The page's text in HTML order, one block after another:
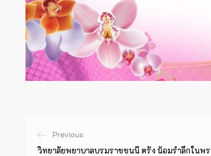
Previous
วิทยาลัยพยาบาลบรมราชชนนี ตรัง น้อมรำลึกใน